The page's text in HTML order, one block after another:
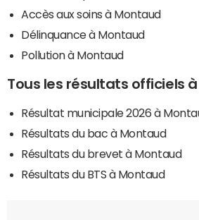
Accès aux soins à Montaud
Délinquance à Montaud
Pollution à Montaud
Tous les résultats officiels
Résultat municipale 2026 à
Résultats du bac à Montaud
Résultats du brevet à Montaud
Résultats du BTS à Montaud